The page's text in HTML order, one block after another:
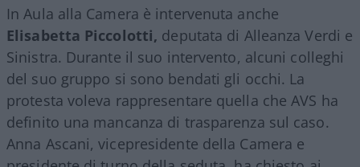
In Aula alla Camera è intervenuta anche
Elisabetta Piccolotti, deputata di Alleanza Verdi e
Sinistra. Durante il suo intervento, alcuni colleghi
del suo gruppo si sono bendati gli occhi. La
protesta voleva rappresentare quella che AVS ha
definito una mancanza di trasparenza sul caso.
Anna Ascani, vicepresidente della Camera e